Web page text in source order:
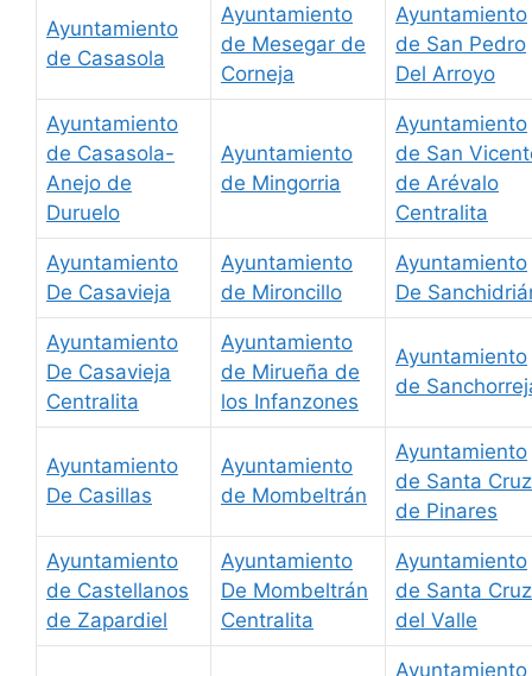
Ayuntamiento
de Casasola
Ayuntamiento
de Mesegar de
Corneja
Ayuntamiento
de San Pedro
Del Arroyo
Ayuntamiento
de Casasola-
Anejo de
Duruelo
Ayuntamiento
de Mingorria
Ayuntamiento
de San
de Arévalo
Centralita
Ayuntamiento
De Casavieja
Ayuntamiento
de Mironcillo
Ayuntamiento
De
Ayuntamiento
De Casavieja
Centralita
Ayuntamiento
de Mirueña de
los Infanzones
Ayuntamiento
de
Ayuntamiento
De Casillas
Ayuntamiento
de Mombeltrán
Ayuntamiento
de Santa Cruz
de Pinares
Ayuntamiento
de Castellanos
de Zapardiel
Ayuntamiento
De Mombeltrán
Centralita
Ayuntamiento
de Santa Cruz
del Valle
Ayuntamiento